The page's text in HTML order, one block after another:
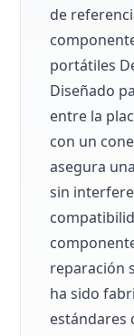
de
portátiles
Diseñado
entre la
con un
asegura
sin
reparación
ha sido
estándares